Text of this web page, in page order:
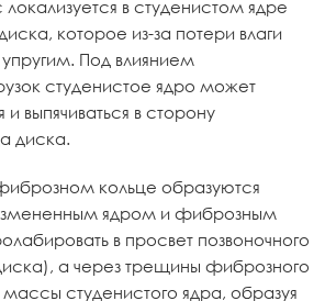
в студенистом ядре
которое из-за потери влаги
Под влиянием
студенистое ядро может
выпячиваться в сторону
диска.
кольце образуются
ядром и фиброзным
в просвет позвоночного
а через трещины фиброзного
студенистого ядра, образуя